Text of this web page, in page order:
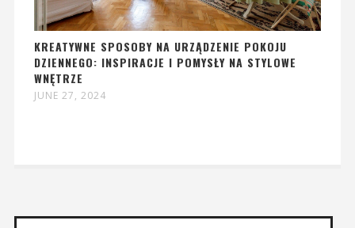
KREATYWNE SPOSOBY NA URZĄDZENIE POKOJU
DZIENNEGO: INSPIRACJE I POMYSŁY NA STYLOWE
WNĘTRZE
JUNE 27, 2024